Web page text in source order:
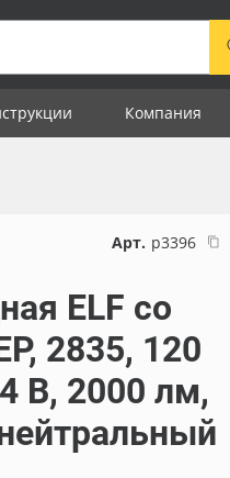
Компания
Арт. р3396
ELF со
2835, 120
В, 2000 лм,